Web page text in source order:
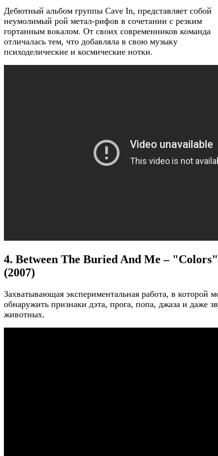
Дебютный альбом группы Cave In, представляет собой
неумолимый рой метал-рифов в сочетании с резким
гортанным вокалом. От своих современников команда
отличалась тем, что добавляла в свою музыку
психоделические и космические нотки.
4. Between The Buried And Me – "Colors"
(2007)
Захватывающая экспериментальная работа, в которой
обнаружить признаки дэта, прога, попа, джаза и даже
животных.